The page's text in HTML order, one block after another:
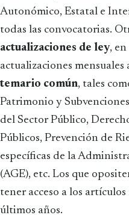
Autonómico, Estatal e
todas las convocatorias.
actualizaciones de ley,
actualizaciones mensuales
temario común, tales
Patrimonio y
del Sector Público,
Públicos, Prevención de
específicas de la
(AGE), etc. Los que
tener acceso a los
últimos años.